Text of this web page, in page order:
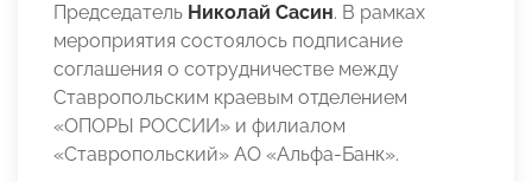
Председатель Николай Сасин. В рамках
мероприятия состоялось подписание
соглашения о сотрудничестве между
Ставропольским краевым отделением
«ОПОРЫ РОССИИ» и филиалом
«Ставропольский» АО «Альфа-Банк».